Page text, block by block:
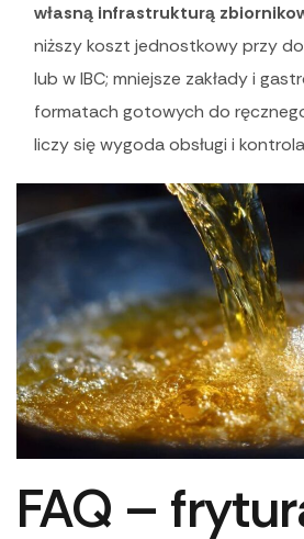
własną infrastrukturą
niższy koszt jednostkowy przy
lub w IBC; mniejsze zakłady i
formatach gotowych do
liczy się wygoda obsługi i
FAQ –